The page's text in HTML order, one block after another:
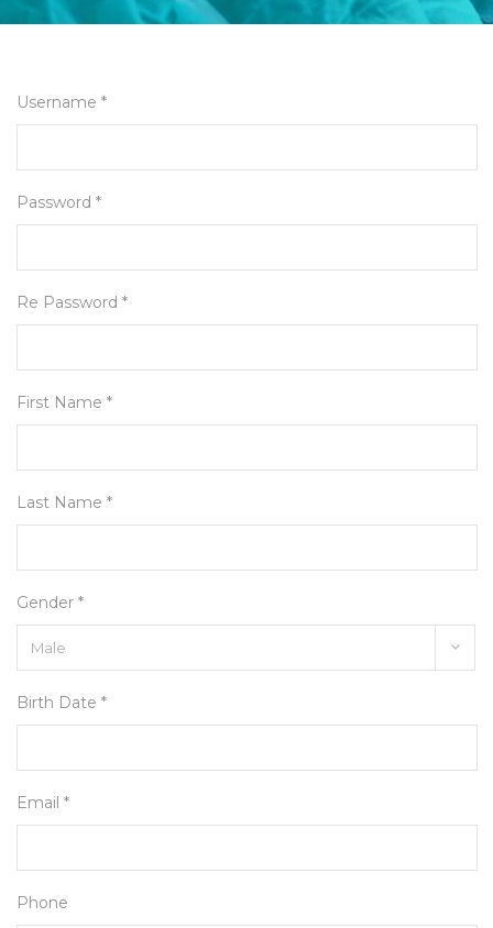
Username *
Password *
Re Password *
First Name *
Last Name *
Gender *
Birth Date *
Email *
Phone